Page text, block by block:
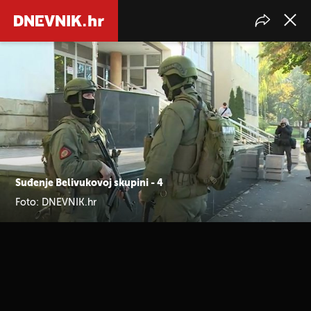
Suđenje Belivukovoj skupini - 4
Foto: DNEVNIK.hr